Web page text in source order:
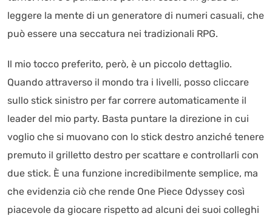
leggere la mente di un generatore di numeri casuali, che
può essere una seccatura nei tradizionali RPG.
Il mio tocco preferito, però, è un piccolo dettaglio.
Quando attraverso il mondo tra i livelli, posso cliccare
sullo stick sinistro per far correre automaticamente il
leader del mio party. Basta puntare la direzione in cui
voglio che si muovano con lo stick destro anziché tenere
premuto il grilletto destro per scattare e controllarli con
due stick. È una funzione incredibilmente semplice, ma
che evidenzia ciò che rende One Piece Odyssey così
piacevole da giocare rispetto ad alcuni dei suoi colleghi